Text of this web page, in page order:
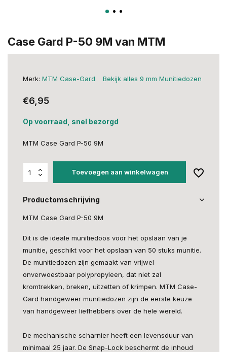
Case Gard P-50 9M van MTM
Merk: MTM Case-Gard Bekijk alles 9 mm Munitiedozen
€6,95
Op voorraad, snel bezorgd
MTM Case Gard P-50 9M
Toevoegen aan winkelwagen
Productomschrijving
MTM Case Gard P-50 9M
Dit is de ideale munitiedoos voor het opslaan van je
munitie, geschikt voor het opslaan van 50 stuks munitie.
De munitiedozen zijn gemaakt van vrijwel
onverwoestbaar polypropyleen, dat niet zal
kromtrekken, breken, uitzetten of krimpen. MTM Case-
Gard handgeweer munitiedozen zijn de eerste keuze
van handgeweer liefhebbers over de hele wereld.
De mechanische scharnier heeft een levensduur van
minimaal 25 jaar. De Snap-Lock beschermt de inhoud